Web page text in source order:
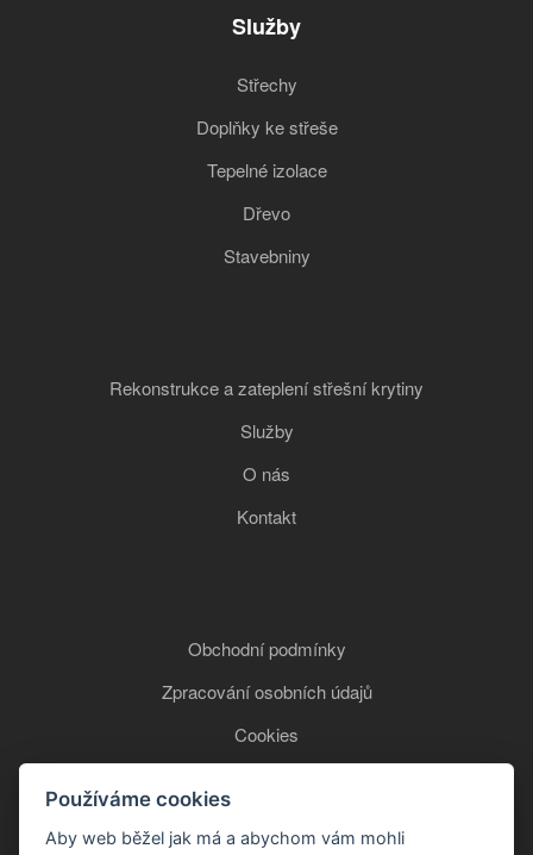
Služby
Střechy
Doplňky ke střeše
Tepelné izolace
Dřevo
Stavebniny
Rekonstrukce a zateplení střešní krytiny
Služby
O nás
Kontakt
Obchodní podmínky
Zpracování osobních údajů
Cookies
+420 777 850 465
Používáme cookies
Aby web běžel jak má a abychom vám mohli